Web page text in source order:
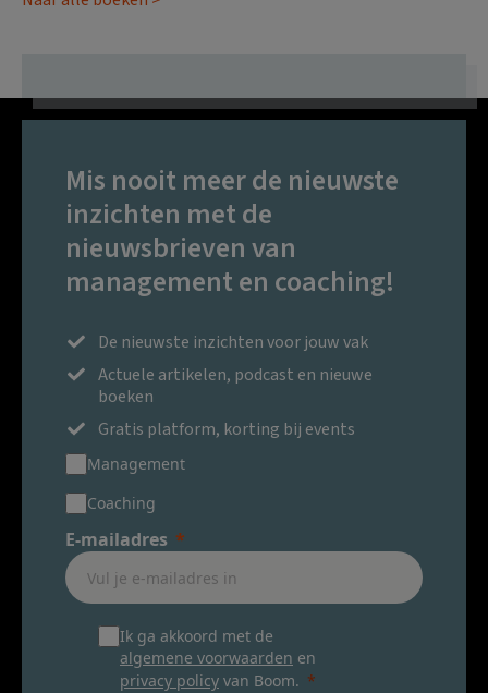
Mis nooit meer de nieuwste
inzichten met de
nieuwsbrieven van
management en coaching!
De nieuwste inzichten voor jouw vak
Actuele artikelen, podcast en nieuwe
boeken
Gratis platform, korting bij events
Management
Coaching
E-mailadres
Ik ga akkoord met de
algemene voorwaarden en
privacy policy van Boom.